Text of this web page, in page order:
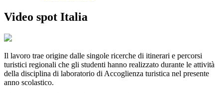
Video spot Italia
Il lavoro trae origine dalle singole ricerche di itinerari e percorsi
turistici regionali che gli studenti hanno realizzato durante le attività
della disciplina di laboratorio di Accoglienza turistica nel presente
anno scolastico.